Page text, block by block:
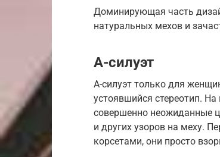
Доминирующая часть
натуральных мехов и
А-силуэт
А-силуэт только для
устоявшийся стереотип.
совершенно неожиданные
и других узоров на меху.
корсетами, они просто